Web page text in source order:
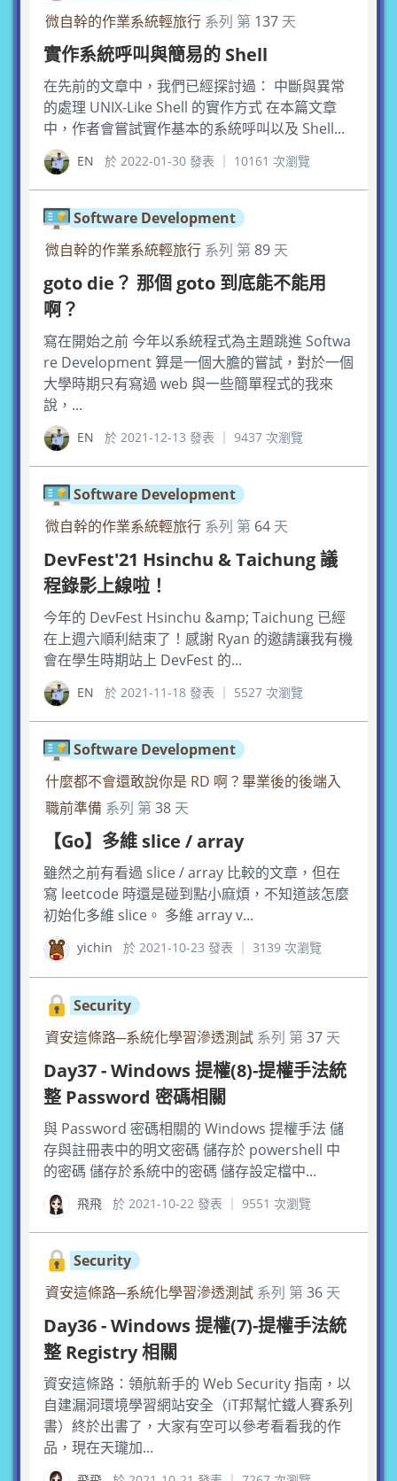
微自幹的作業系統輕旅行 系列 第 137 天
實作系統呼叫與簡易的 Shell
在先前的文章中，我們已經探討過： 中斷與異常
的處理 UNIX-Like Shell 的實作方式 在本篇文章
中，作者會嘗試實作基本的系統呼叫以及 Shell...
EN 於 2022-01-30 發表 ｜ 10161 次瀏覽
Software Development
微自幹的作業系統輕旅行 系列 第89 天
goto die？ 那個 goto 到底能不能用
啊？
寫在開始之前 今年以系統程式為主題跳進 Softwa
re Development 算是一個大膽的嘗試，對於一個
大學時期只有寫過 web 與一些簡單程式的我來
說，...
EN 於 2021-12-13 發表 ｜ 9437 次瀏覽
Software Development
微自幹的作業系統輕旅行 系列 第 64 天
DevFest'21 Hsinchu & Taichung 議
程錄影上線啦！
今年的 DevFest Hsinchu &amp; Taichung 已經
在上週六順利結束了！感謝 Ryan 的邀請讓我有機
會在學生時期站上 DevFest 的...
EN 於 2021-11-18 發表 ｜ 5527 次瀏覽
Software Development
什麼都不會還敢說你是 RD 啊？畢業後的後端入
職前準備 系列 第38 天
【Go】多維 slice / array
雖然之前有看過 slice / array 比較的文章，但在
寫 leetcode 時還是碰到點小麻煩，不知道該怎麼
初始化多維 slice。 多維 array v...
yichin 於 2021-10-23 發表 ｜ 3139 次瀏覽
Security
資安這條路─系統化學習滲透測試 系列 第37 天
Day37 - Windows 提權(8)-提權手法統
整 Password 密碼相關
與 Password 密碼相關的 Windows 提權手法 儲
存與註冊表中的明文密碼 儲存於 powershell 中
的密碼 儲存於系統中的密碼 儲存設定檔中...
飛飛 於 2021-10-22 發表 ｜ 9551 次瀏覽
Security
資安這條路─系統化學習滲透測試 系列 第36 天
Day36 - Windows 提權(7)-提權手法統
整 Registry 相關
資安這條路：領航新手的 Web Security 指南，以
自建漏洞環境學習網站安全（iT邦幫忙鐵人賽系列
書）終於出書了，大家有空可以參考看看我的作
品，現在天瓏加...